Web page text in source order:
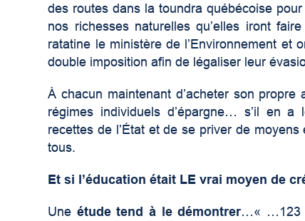
des routes dans la toundra québécoise
nos richesses naturelles qu’elles iront
ratatine le ministère de l’Environnement et
double imposition afin de légaliser leur
À chacun maintenant d’acheter son
régimes individuels d’épargne… s’il en
recettes de l’État et de se priver de
tous.
Et si l’éducation était LE vrai moyen de
Une étude tend à le démontrer…« …123